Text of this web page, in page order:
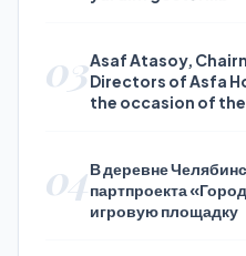
03Asaf Atasoy,
Directors of Asfa
the occasion of
04В деревне
партпроекта
игровую площадку